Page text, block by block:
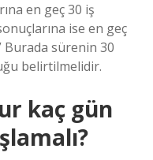
en geç 30 iş
ise en geç
Burada sürenin 30
belirtilmelidir.
kaç gün